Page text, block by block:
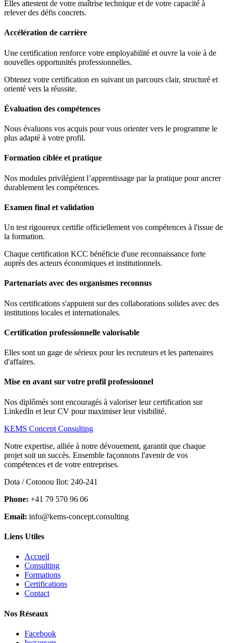
Elles attestent de votre maîtrise technique et de votre capacité à
relever des défis concrets.
Accélération de carrière
Une certification renforce votre employabilité et ouvre la voie à de
nouvelles opportunités professionnelles.
Obtenez votre certification en suivant un parcours clair, structuré et
orienté vers la réussite.
Évaluation des compétences
Nous évaluons vos acquis pour vous orienter vers le programme le
plus adapté à votre profil.
Formation ciblée et pratique
Nos modules privilégient l’apprentissage par la pratique pour ancrer
durablement les compétences.
Examen final et validation
Un test rigoureux certifie officiellement vos compétences à l'issue de
la formation.
Chaque certification KCC bénéficie d'une reconnaissance forte
auprès des acteurs économiques et institutionnels.
Partenariats avec des organismes reconnus
Nos certifications s'appuient sur des collaborations solides avec des
institutions locales et internationales.
Certification professionnelle valorisable
Elles sont un gage de sérieux pour les recruteurs et les partenaires
d'affaires.
Mise en avant sur votre profil professionnel
Nos diplômés sont encouragés à valoriser leur certification sur
LinkedIn et leur CV pour maximiser leur visibilité.
KEMS Concept Consulting
Notre expertise, alliée à notre dévouement, garantit que chaque
projet soit un succès. Ensemble façonnons l'avenir de vos
compétences et de votre entreprises.
Dota / Cotonou Ilot: 240-241
Phone: +41 79 570 96 06
Email: info@kems-concept.consulting
Liens Utiles
Accueil
Consulting
Formations
Certifications
Contact
Nos Réseaux
Facebook